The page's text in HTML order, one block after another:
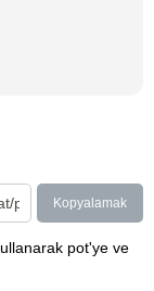
Kopyalamak
pot'ye ve